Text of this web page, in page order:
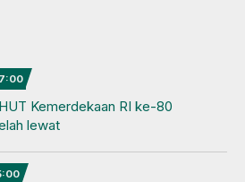
Kemerdekaan RI ke-80
lewat